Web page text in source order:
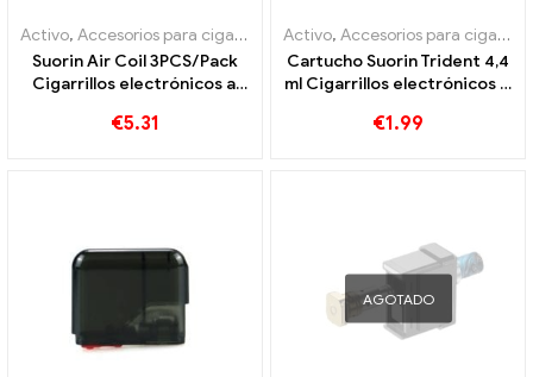
Activo, Accesorios para cigarrillos electrónicos ,Evaporador
Suorin Air Coil 3PCS/Pack
Cigarrillos electrónicos al
€5.31
Activo, Accesorios para cigarrillos electrónicos
Cartucho Suorin Trident 4,4
ml Cigarrillos electrónicos al
€1.99
AGOTADO